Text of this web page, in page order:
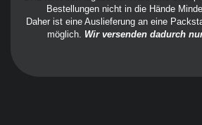
Bestellungen nicht in die Hände
Daher ist eine Auslieferung an eine
möglich. Wir versenden dadurch